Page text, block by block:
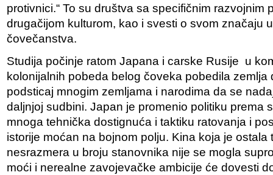
protivnici.“ To su društva sa specifičnim razvojnim
drugačijom kulturom, kao i svesti o svom značaju
čovečanstva.
Studija počinje ratom Japana i carske Rusije u
kolonijalnih pobeda belog čoveka pobedila zemlja
podsticaj mnogim zemljama i narodima da se
daljnjoj sudbini. Japan je promenio politiku prema
mnoga tehnička dostignuća i taktiku ratovanja i
istorije moćan na bojnom polju. Kina koja je ostala
nesrazmera u broju stanovnika nije se mogla
moći i nerealne zavojevačke ambicije će dovesti